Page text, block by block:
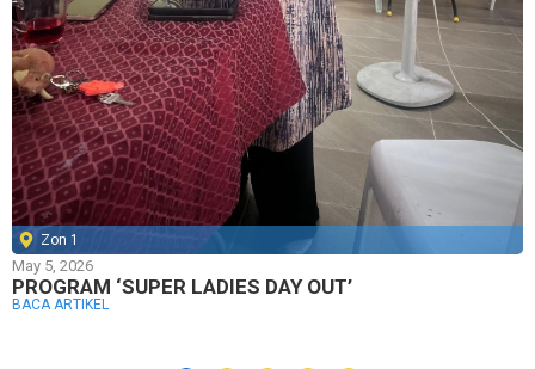
Zon 1
May 5, 2026
PROGRAM ‘SUPER LADIES DAY OUT’
BACA ARTIKEL